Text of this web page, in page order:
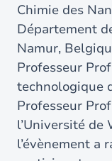
Chimie des
Département
Namur,
Professeur
technologique
Professeur
l’Université
l’évènement a